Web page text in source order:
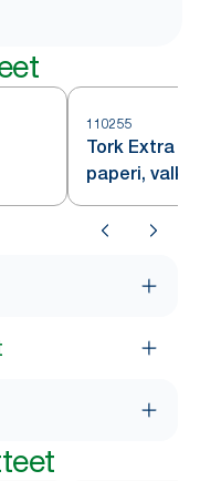
110255
Tork Extra
paperi,